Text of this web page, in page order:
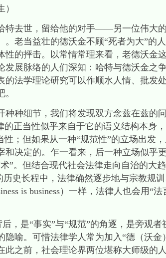
特去世，留给他的对手——另一位伟大
老当益壮的德沃金不顾“死者为大”的
性的抨击。以常情常理来看，老德沃金
发展脉络的人们深知：哈特与德沃金之
法学理论研究可以作顺水人情、批发
种种细节，我们将发现双方念兹在兹的
的正当性似乎来自于它的语义结构本身
；但如果从一种“规范性”的立场出发
和决定的。乍一看来，后一种立场似乎
”。但结合现代社会法律走向自治的大
历史长程中，法律确然逐步地与宗教规
is business）一样，法律人也会用“
，是“事实”与“规范”的角逐，是旁观
喻。可惜法律学人常为加入“德（沃金
此之前，社会理论界两位堪称大师级的